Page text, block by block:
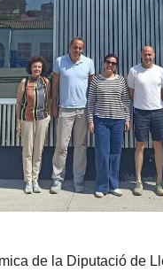
de la Diputació de